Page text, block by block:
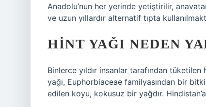
Anadolu’nun her yerinde yetiştirilir,
ve uzun yıllardır alternatif tıpta
HINT YAĞI NEDEN
Binlerce yıldır insanlar tarafından
yağı, Euphorbiaceae familyasından bir
edilen koyu, kokusuz bir yağdır.